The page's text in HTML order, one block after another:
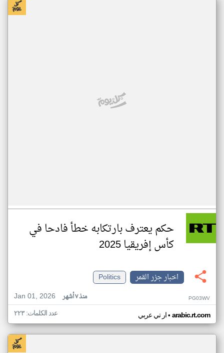
حكم يعترف بارتكابه خطأ فادحا في
كأس إفريقيا 2025
اخبار جزر القمر
Politics
Jan 01, 2026
منذ ٧ أشهر PG03WV
ار تي عربي• arabic.rt.com عدد الكلمات: ٢٢٣